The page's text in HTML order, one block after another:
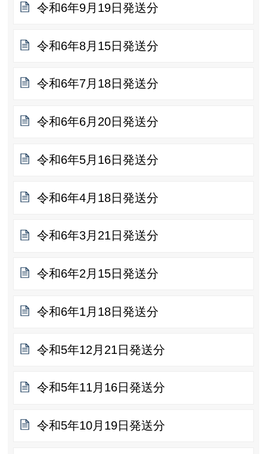
令和6年9月19日発送分
令和6年8月15日発送分
令和6年7月18日発送分
令和6年6月20日発送分
令和6年5月16日発送分
令和6年4月18日発送分
令和6年3月21日発送分
令和6年2月15日発送分
令和6年1月18日発送分
令和5年12月21日発送分
令和5年11月16日発送分
令和5年10月19日発送分